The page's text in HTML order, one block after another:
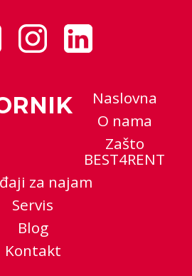
Naslovna
O nama
Zašto
BEST4RENT
za najam
Servis
Blog
Kontakt